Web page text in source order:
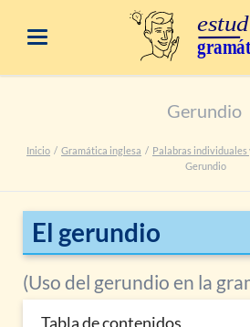
Gerundio
Inicio Gramática inglesa Palabras individuales
Gerundio
El gerundio
(Uso del gerundio en la
Tabla de contenidos